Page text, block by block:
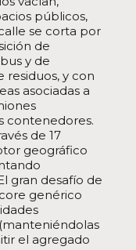
públicos,
se corta por
de
y de
y con
asociadas a
contenedores.
de 17
geográfico
gran desafío de
genérico
el agregado